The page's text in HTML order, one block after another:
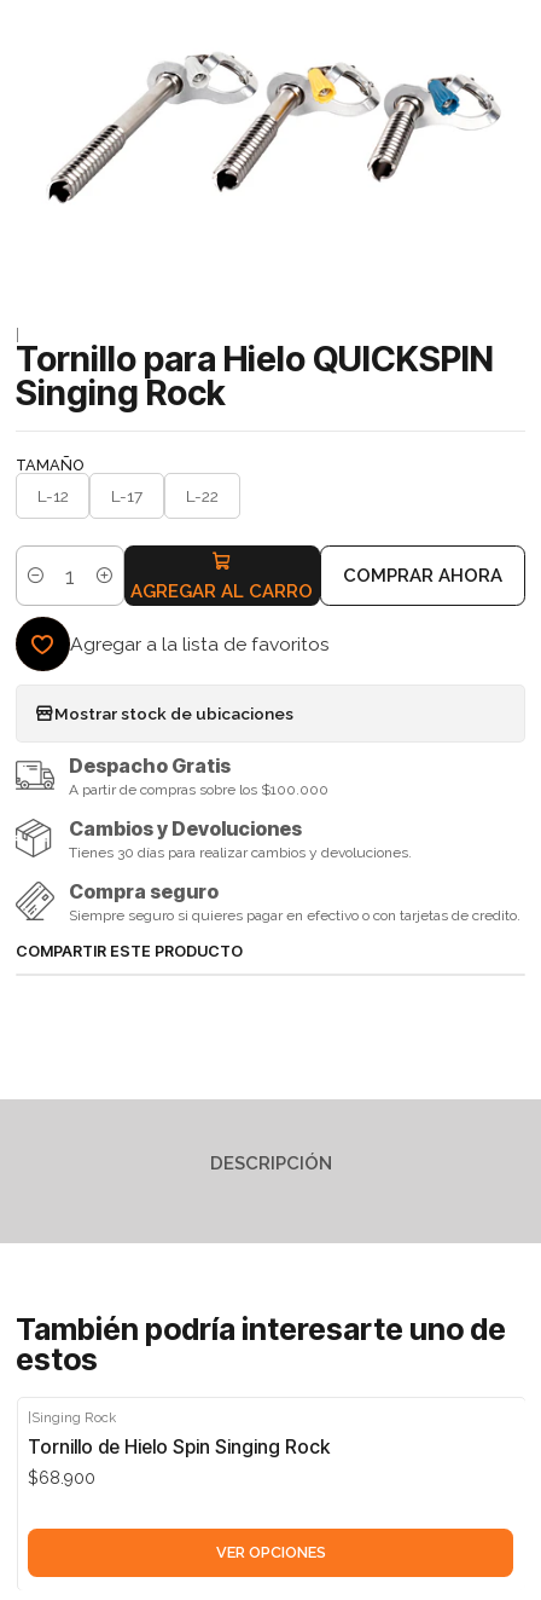
Tornillo para Hielo QUICKSPIN
Singing Rock
TAMAÑO
L-12 L-17 L-22
Cantidad AGREGAR AL CARRO
COMPRAR AHORA
Agregar a la lista de favoritos
Mostrar stock de ubicaciones
Despacho Gratis
A partir de compras sobre los $100.000
Cambios y Devoluciones
Tienes 30 días para realizar cambios y devoluciones.
Compra seguro
Siempre seguro si quieres pagar en efectivo o con tarjetas de credito.
COMPARTIR ESTE PRODUCTO
DESCRIPCIÓN
También podría interesarte uno de
estos
|Singing Rock
Tornillo de Hielo Spin Singing Rock
$68.900
VER OPCIONES